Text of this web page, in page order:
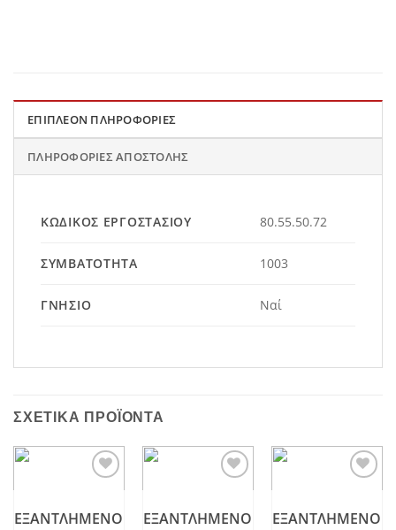
ΕΠΙΠΛΈΟΝ ΠΛΗΡΟΦΟΡΊΕΣ
ΠΛΗΡΟΦΟΡΊΕΣ ΑΠΟΣΤΟΛΉΣ
ΚΩΔΙΚΌΣ ΕΡΓΟΣΤΑΣΊΟΥ 80.55.50.72
ΣΥΜΒΑΤΌΤΗΤΑ 1003
ΓΝΉΣΙΟ Ναί
ΣΧΕΤΙΚΆ ΠΡΟΪΌΝΤΑ
ΕΞΑΝΤΛΗΜΈΝΟ ΕΞΑΝΤΛΗΜΈΝΟ ΕΞΑΝΤΛΗΜΈΝΟ